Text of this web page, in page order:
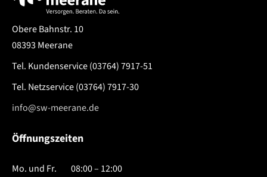
Obere Bahnstr. 10
08393 Meerane
Tel. Kundenservice(03764) 7917-51
Tel. Netzservice(03764) 7917-30
info@sw-meerane.de
Öffnungszeiten
Mo. und Fr.
08:00 – 12:00